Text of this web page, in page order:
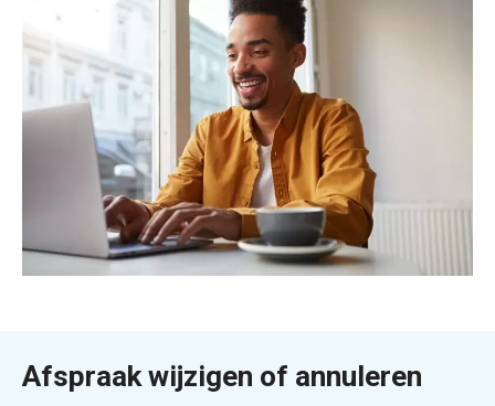
Afspraak wijzigen of annuleren